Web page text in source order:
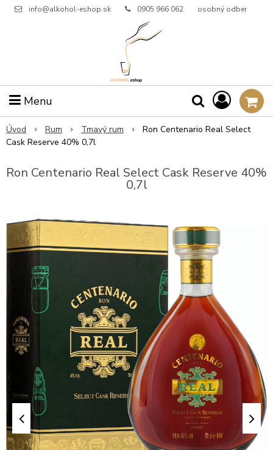
info@alkohol-eshop.sk 0905 966 062 osobný odber
Menu
Úvod Rum Tmavý rum
Ron Centenario Real Select
Cask Reserve 40% 0,7l
Ron Centenario Real Select Cask Reserve 40%
0,7l